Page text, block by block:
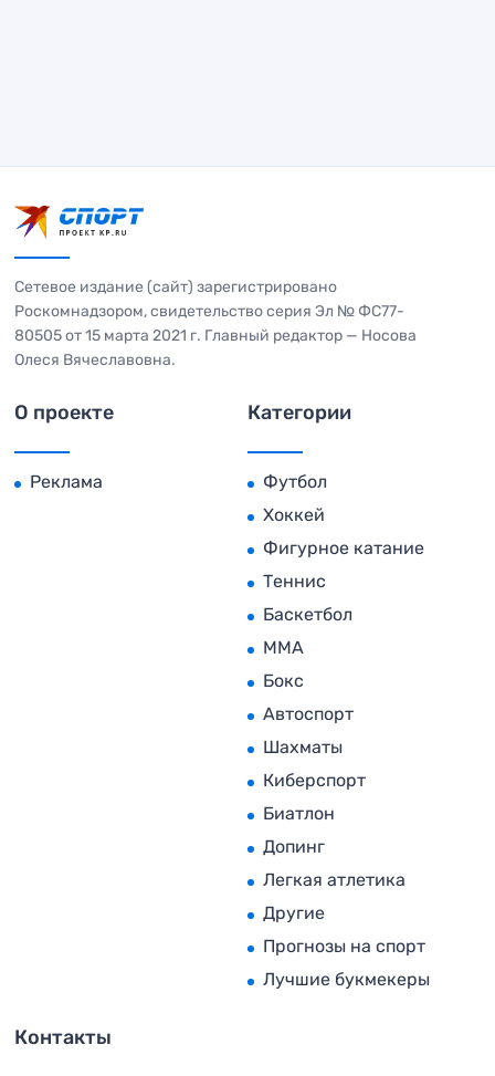
Сетевое издание (сайт) зарегистрировано
Роскомнадзором, свидетельство серия Эл № ФС77-
80505 от 15 марта 2021 г. Главный редактор — Носова
Олеся Вячеславовна.
О проекте
Реклама
Категории
Футбол
Хоккей
Фигурное катание
Теннис
Баскетбол
MMA
Бокс
Автоспорт
Шахматы
Киберспорт
Биатлон
Допинг
Легкая атлетика
Другие
Прогнозы на спорт
Лучшие букмекеры
Контакты